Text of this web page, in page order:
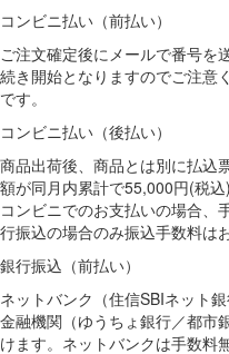
コンビニ払い（前払い）
ご注文確定後にメールで番号を
続き開始となりますのでご注意
です。
コンビニ払い（後払い）
商品出荷後、商品とは別に払込
額が同月内累計で55,000円(税
コンビニでのお支払いの場合、
行振込の場合のみ振込手数料は
銀行振込（前払い）
ネットバンク（住信SBIネット
金融機関（ゆうちょ銀行／都市
けます。ネットバンクは手数料